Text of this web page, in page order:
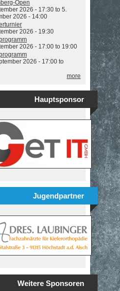
Open
2026 - 17:30 to 5.
2026 - 14:00
2026 - 19:30
2026 - 17:00 to 19:00
2026 - 17:00 to
more
Hauptsponsor
Jugendpartner
Weitere Sponsoren